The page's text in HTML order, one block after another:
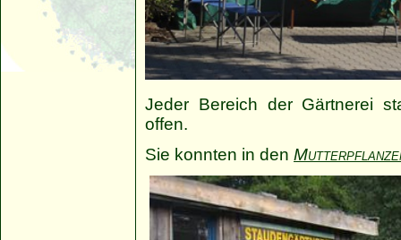
Jeder Bereich der Gärtnerei
offen.
Sie konnten in den